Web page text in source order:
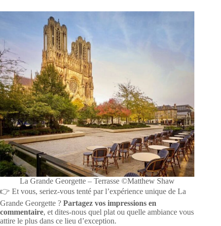
La Grande Georgette – Terrasse ©Matthew Shaw
👉 Et vous, seriez-vous tenté par l’expérience unique de La
Grande Georgette ? Partagez vos impressions en
commentaire, et dites-nous quel plat ou quelle ambiance vous
attire le plus dans ce lieu d’exception.